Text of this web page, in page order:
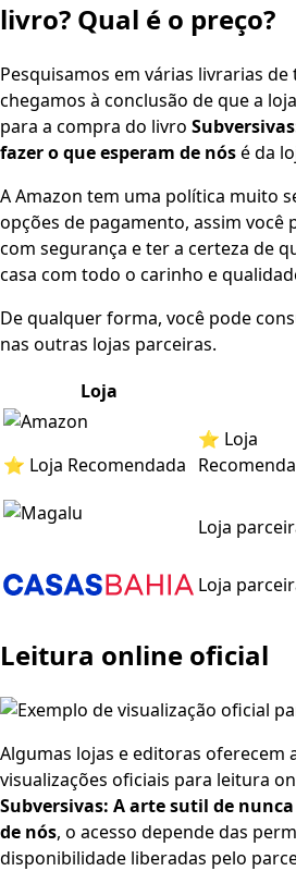
livro? Qual é o preço?
Pesquisamos em várias livrarias de
chegamos à conclusão de que a
para a compra do livro
fazer o que esperam de nósé da
A Amazon tem uma política muito
opções de pagamento, assim você
com segurança e ter a certeza de
casa com todo o carinho e
De qualquer forma, você pode
nas outras lojas parceiras.
Loja
⭐ Loja Recomendada
⭐ Loja
Loja
Loja
Leitura online oficial
Algumas lojas e editoras oferecem
visualizações oficiais para leitura
Subversivas: A arte sutil de
de nós, o acesso depende das
disponibilidade liberadas pelo